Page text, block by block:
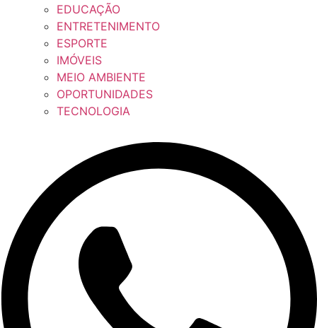
EDUCAÇÃO
ENTRETENIMENTO
ESPORTE
IMÓVEIS
MEIO AMBIENTE
OPORTUNIDADES
TECNOLOGIA